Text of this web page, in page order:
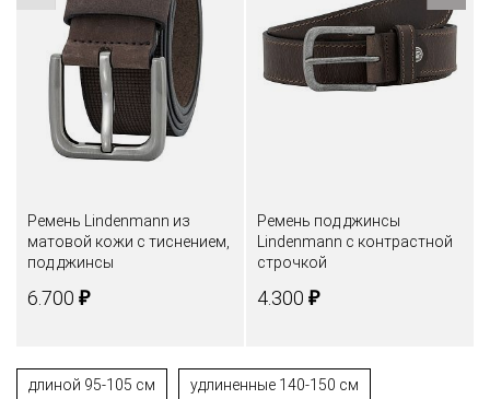
Ремень Lindenmann из
матовой кожи с тиснением,
под джинсы
6.700 ₽
Ремень под джинсы
Lindenmann с контрастной
строчкой
4.300 ₽
длиной 95-105 см удлиненные 140-150 см